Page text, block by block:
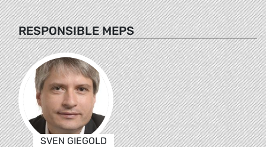
RESPONSIBLE MEPS
SVEN GIEGOLD